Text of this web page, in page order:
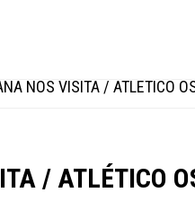
NOS VISITA / ATLÉTICO
/ ATLÉTICO